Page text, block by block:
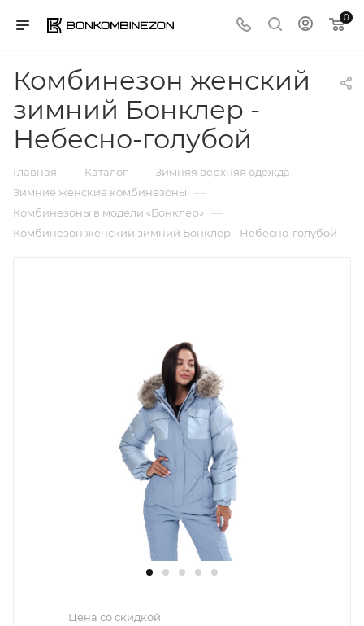
0
Комбинезон женский
зимний Бонклер -
Небесно-голубой
Главная — Каталог — Зимняя верхняя одежда —
Зимние женские комбинезоны —
Комбинезоны в модели «Бонклер» —
Комбинезон женский зимний Бонклер - Небесно-голубой
Цена со скидкой